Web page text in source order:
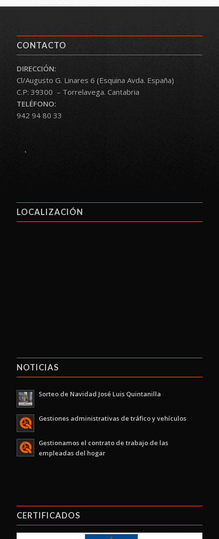
CONTACTO
DIRECCIÓN:
Cl/Augusto G. Linares 6 (Esquina Avda. España)
C.P: 39300 – Torrelavega. Cantabria
TELÉFONO:
942 94 80 33
.
LOCALIZACIÓN
NOTICIAS
Sorteo de Navidad José Luis Quintanilla
Gestiones administrativas de tráfico y vehículos
Gestionamos el contrato de trabajo de las
empleadas del hogar
CERTIFICADOS